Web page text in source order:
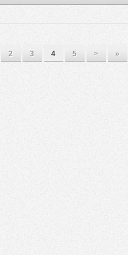
2 3 4 5 > »